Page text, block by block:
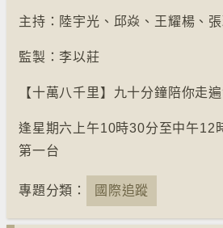
主持：陸宇光、邱焱、王耀楊、
監製：李以莊
【十萬八千里】九十分鐘陪你走
逢星期六上午10時30分至中午12
第一台
專題分類： 國際追蹤